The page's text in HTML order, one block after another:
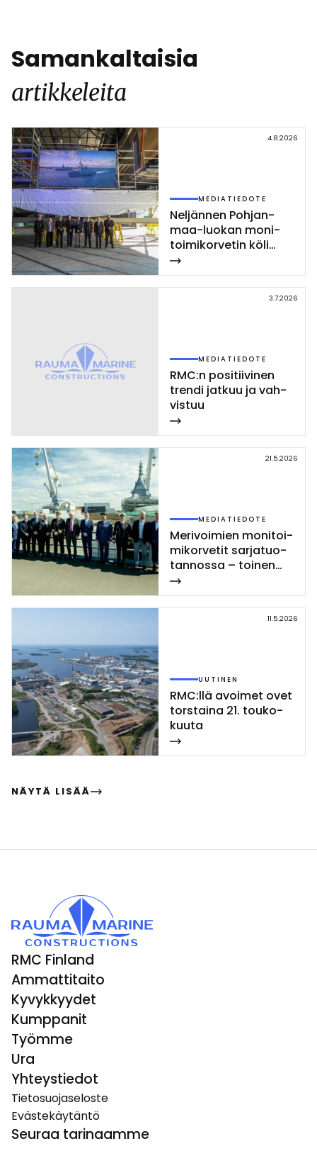
Samankaltaisia
artikkeleita
4.8.2026
MEDIATIEDOTE
Nel­jän­nen Poh­jan­
maa-luo­kan mo­ni­
toi­mi­kor­ve­tin kö­li
las­ket­tiin Rau­mal­la
3.7.2026
MEDIATIEDOTE
RMC:n po­si­tii­vi­nen
tren­di jat­kuu ja vah­
vis­tuu
21.5.2026
MEDIATIEDOTE
Me­ri­voi­mien mo­ni­toi­
mi­kor­ve­tit sar­ja­tuo­
tan­nos­sa – toi­nen
Poh­jan­maa-luo­kan
kor­vet­ti las­ket­tiin ve­
sil­le Rau­mal­la
11.5.2026
UUTINEN
RMC:llä avoi­met ovet
tors­tai­na 21. tou­ko­
kuu­ta
NÄYTÄ LISÄÄ
RMC Finland
Ammattitaito
Kyvykkyydet
Kumppanit
Työmme
Ura
Yhteystiedot
Tietosuojaseloste
Evästekäytäntö
Seuraa tarinaamme